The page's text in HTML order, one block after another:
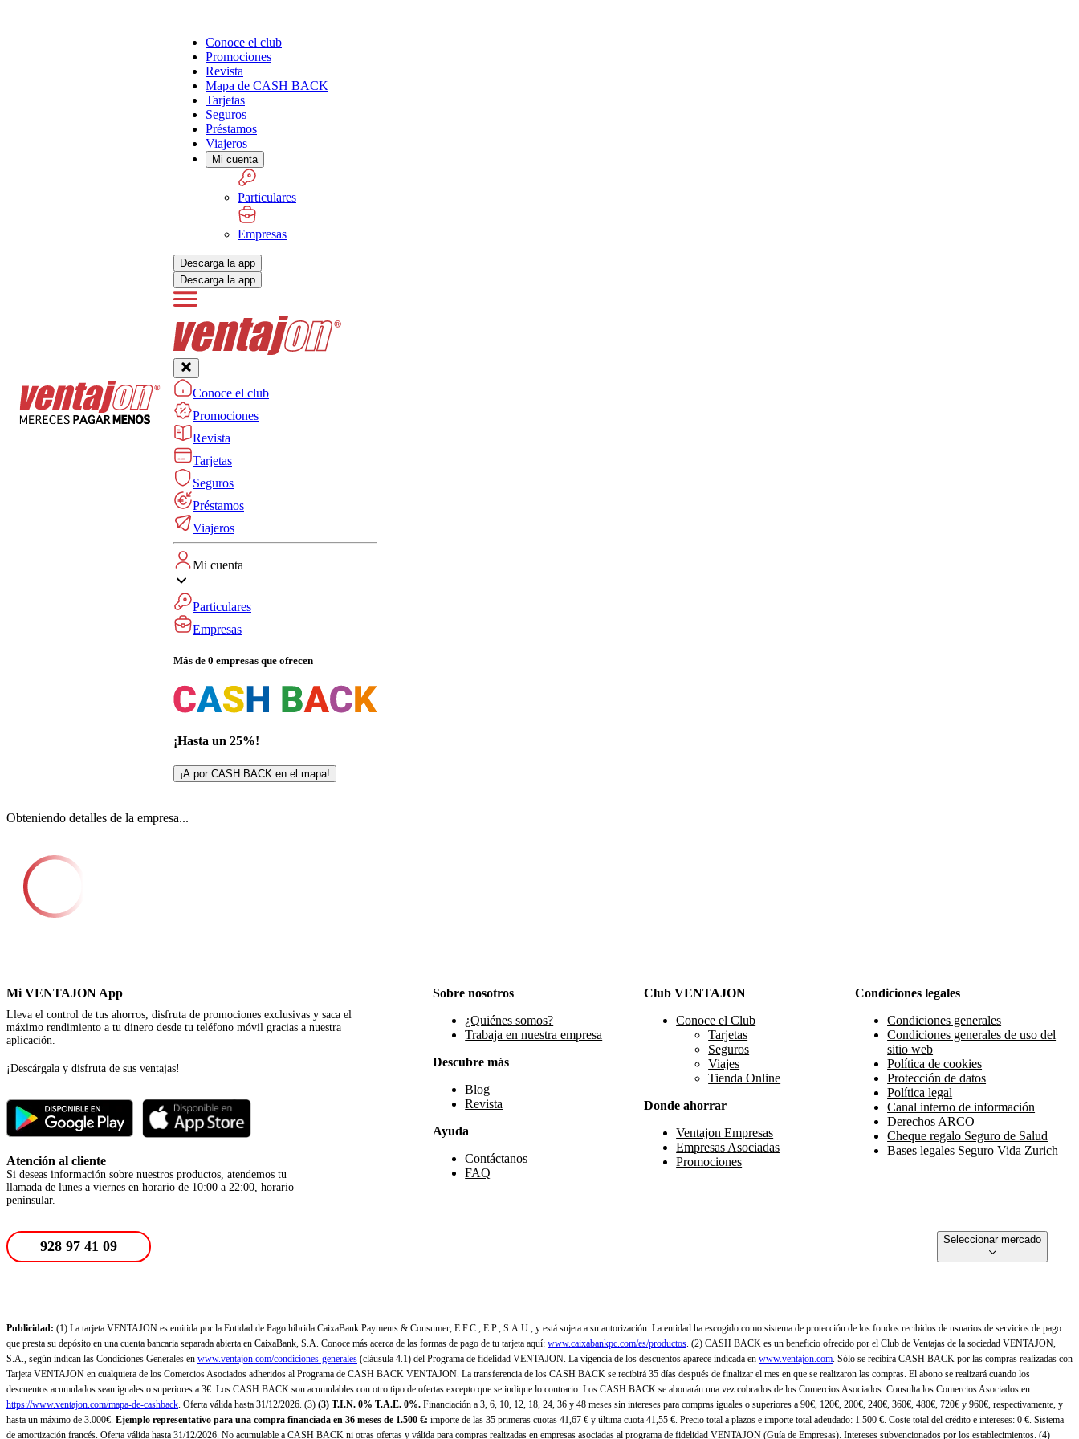
Conoce el club
Promociones
Revista
Mapa de CASH BACK
Tarjetas
Seguros
Préstamos
Viajeros
Mi cuenta
Particulares
Empresas
Descarga la app
Descarga la app
Conoce el club
Promociones
Revista
Tarjetas
Seguros
Préstamos
Viajeros
Mi cuenta
Particulares
Empresas
Más de 0 empresas que ofrecen
¡Hasta un 25%!
¡A por CASH BACK en el mapa!
Obteniendo detalles de la empresa...
Mi VENTAJON App
Lleva el control de tus ahorros, disfruta de promociones exclusivas y saca el
máximo rendimiento a tu dinero desde tu teléfono móvil gracias a nuestra
aplicación.
¡Descárgala y disfruta de sus ventajas!
Atención al cliente
Si deseas información sobre nuestros productos, atendemos tu
llamada de lunes a viernes en horario de 10:00 a 22:00, horario
peninsular.
Sobre nosotros
¿Quiénes somos?
Trabaja en nuestra empresa
Descubre más
Blog
Revista
Ayuda
Contáctanos
FAQ
Club VENTAJON
Conoce el Club
Tarjetas
Seguros
Viajes
Tienda Online
Donde ahorrar
Ventajon Empresas
Empresas Asociadas
Promociones
Condiciones legales
Condiciones generales
Condiciones generales de uso del
sitio web
Política de cookies
Protección de datos
Política legal
Canal interno de información
Derechos ARCO
Cheque regalo Seguro de Salud
Bases legales Seguro Vida Zurich
928 97 41 09 Seleccionar mercado
Publicidad: (1) La tarjeta VENTAJON es emitida por la Entidad de Pago híbrida CaixaBank Payments & Consumer, E.F.C., E.P., S.A.U., y está sujeta a su autorización. La entidad ha escogido como sistema de protección de los fondos recibidos de usuarios de servicios de pago
que presta su depósito en una cuenta bancaria separada abierta en CaixaBank, S.A. Conoce más acerca de las formas de pago de tu tarjeta aquí: www.caixabankpc.com/es/productos. (2) CASH BACK es un beneficio ofrecido por el Club de Ventajas de la sociedad VENTAJON,
S.A., según indican las Condiciones Generales en www.ventajon.com/condiciones-generales (cláusula 4.1) del Programa de fidelidad VENTAJON. La vigencia de los descuentos aparece indicada en www.ventajon.com. Sólo se recibirá CASH BACK por las compras realizadas con
Tarjeta VENTAJON en cualquiera de los Comercios Asociados adheridos al Programa de CASH BACK VENTAJON. La transferencia de los CASH BACK se recibirá 35 días después de finalizar el mes en que se realizaron las compras. El abono se realizará cuando los
descuentos acumulados sean iguales o superiores a 3€. Los CASH BACK son acumulables con otro tipo de ofertas excepto que se indique lo contrario. Los CASH BACK se abonarán una vez cobrados de los Comercios Asociados. Consulta los Comercios Asociados en
https://www.ventajon.com/mapa-de-cashback. Oferta válida hasta 31/12/2026. (3) (3) T.I.N. 0% T.A.E. 0%. Financiación a 3, 6, 10, 12, 18, 24, 36 y 48 meses sin intereses para compras iguales o superiores a 90€, 120€, 200€, 240€, 360€, 480€, 720€ y 960€, respectivamente, y
hasta un máximo de 3.000€. Ejemplo representativo para una compra financiada en 36 meses de 1.500 €: importe de las 35 primeras cuotas 41,67 € y última cuota 41,55 €. Precio total a plazos e importe total adeudado: 1.500 €. Coste total del crédito e intereses: 0 €. Sistema
de amortización francés. Oferta válida hasta 31/12/2026. No acumulable a CASH BACK ni otras ofertas y válida para compras realizadas en empresas asociadas al programa de fidelidad VENTAJON (Guía de Empresas). Intereses subvencionados por los establecimientos. (4)